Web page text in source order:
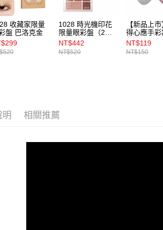
收藏家限量
盤 巴洛克金
1028 時光機印花
限量眼彩盤（2色
任選）
NT$442
NT$520
【新品上
得心應手彩
盤
NT$119
NT$150
明 相關推薦